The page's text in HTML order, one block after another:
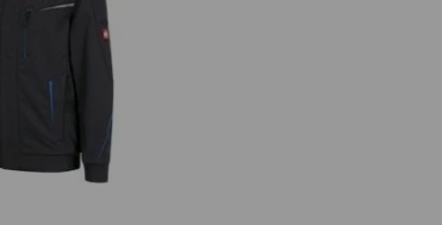
bunda e.s.motion
pánská